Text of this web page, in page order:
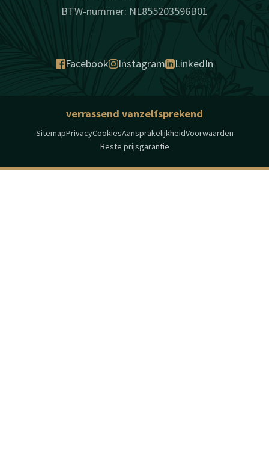
BTW-nummer: NL855203596B01
Facebook Instagram LinkedIn
verrassend vanzelfsprekend
SitemapPrivacyCookiesAansprakelijkheidVoorwaarden
Beste prijsgarantie